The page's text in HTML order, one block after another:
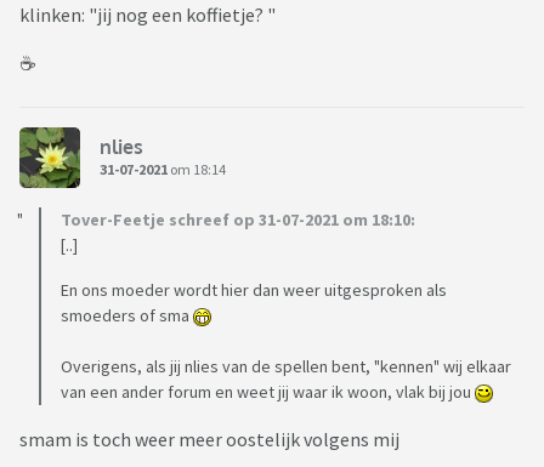
klinken: "jij nog een koffietje? "
☕️
nlies
31-07-2021 om 18:14
Tover-Feetje schreef op 31-07-2021 om 18:10:
[..]
En ons moeder wordt hier dan weer uitgesproken als
smoeders of sma
Overigens, als jij nlies van de spellen bent, "kennen" wij elkaar
van een ander forum en weet jij waar ik woon, vlak bij jou
smam is toch weer meer oostelijk volgens mij